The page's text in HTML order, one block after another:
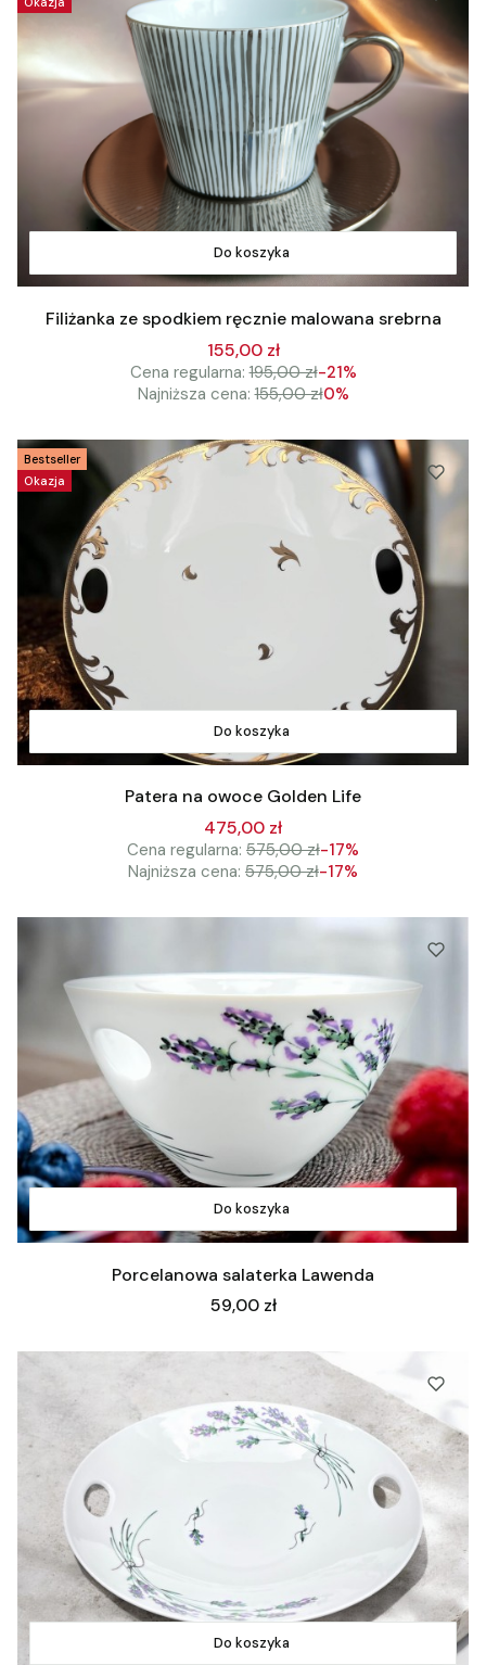
Do koszyka
Filiżanka ze spodkiem ręcznie malowana srebrna
155,00 zł
Cena regularna: 195,00 zł-21%
Najniższa cena: 155,00 zł0%
Okazja
Bestseller
Do koszyka
Patera na owoce Golden Life
475,00 zł
Cena regularna: 575,00 zł-17%
Najniższa cena: 575,00 zł-17%
Do koszyka
Porcelanowa salaterka Lawenda
Cena
59,00 zł
Do koszyka